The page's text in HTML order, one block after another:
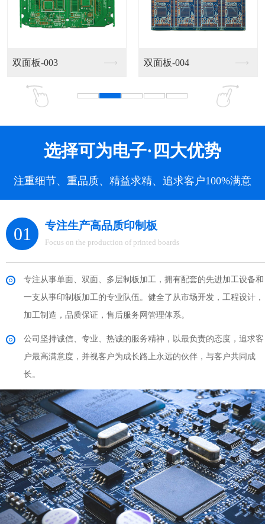
四层板-003 四层板-004
选择可为电子·四大优势
注重细节、重品质、精益求精、追求客户100%满意
01 专注生产高品质印制板
Focus on the production of printed boards
专注从事单面、双面、多层制板加工，拥有配套的先进加工设备和
一支从事印制板加工的专业队伍。健全了从市场开发，工程设计，
加工制造，品质保证，售后服务网管理体系。
公司坚持诚信、专业、热诚的服务精神，以最负责的态度，追求客
户最高满意度，并视客户为成长路上永远的伙伴，与客户共同成
长。